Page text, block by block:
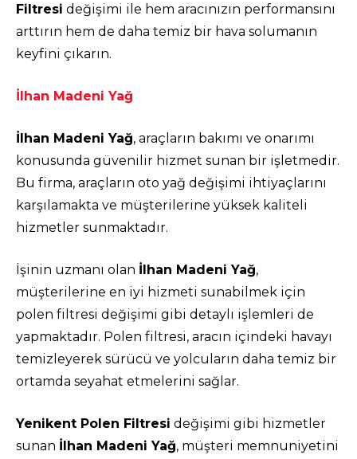
Filtresi değişimi ile hem aracınızın performansını
arttırın hem de daha temiz bir hava solumanın
keyfini çıkarın.
İlhan Madeni Yağ
İlhan Madeni Yağ, araçların bakımı ve onarımı
konusunda güvenilir hizmet sunan bir işletmedir.
Bu firma, araçların oto yağ değişimi ihtiyaçlarını
karşılamakta ve müşterilerine yüksek kaliteli
hizmetler sunmaktadır.
İşinin uzmanı olan İlhan Madeni Yağ,
müşterilerine en iyi hizmeti sunabilmek için
polen filtresi değişimi gibi detaylı işlemleri de
yapmaktadır. Polen filtresi, aracın içindeki havayı
temizleyerek sürücü ve yolcuların daha temiz bir
ortamda seyahat etmelerini sağlar.
Yenikent Polen Filtresi değişimi gibi hizmetler
sunan İlhan Madeni Yağ, müşteri memnuniyetini